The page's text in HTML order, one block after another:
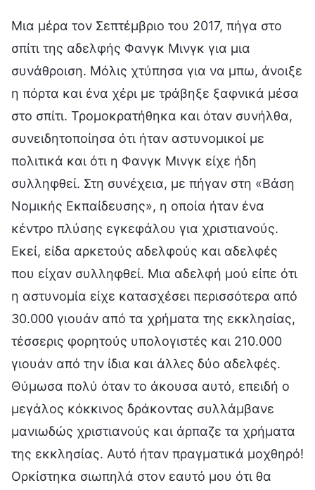
Μια μέρα τον Σεπτέμβριο του 2017, πήγα στο
σπίτι της αδελφής Φανγκ Μινγκ για μια
συνάθροιση. Μόλις χτύπησα για να μπω, άνοιξε
η πόρτα και ένα χέρι με τράβηξε ξαφνικά μέσα
στο σπίτι. Τρομοκρατήθηκα και όταν συνήλθα,
συνειδητοποίησα ότι ήταν αστυνομικοί με
πολιτικά και ότι η Φανγκ Μινγκ είχε ήδη
συλληφθεί. Στη συνέχεια, με πήγαν στη «Βάση
Νομικής Εκπαίδευσης», η οποία ήταν ένα
κέντρο πλύσης εγκεφάλου για χριστιανούς.
Εκεί, είδα αρκετούς αδελφούς και αδελφές
που είχαν συλληφθεί. Μια αδελφή μού είπε ότι
η αστυνομία είχε κατασχέσει περισσότερα από
30.000 γιουάν από τα χρήματα της εκκλησίας,
τέσσερις φορητούς υπολογιστές και 210.000
γιουάν από την ίδια και άλλες δύο αδελφές.
Θύμωσα πολύ όταν το άκουσα αυτό, επειδή ο
μεγάλος κόκκινος δράκοντας συλλάμβανε
μανιωδώς χριστιανούς και άρπαζε τα χρήματα
της εκκλησίας. Αυτό ήταν πραγματικά μοχθηρό!
Ορκίστηκα σιωπηλά στον εαυτό μου ότι θα